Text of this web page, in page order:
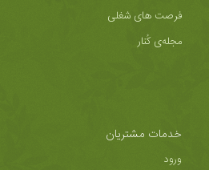
فرصت های شغلی
مجله‌ی کُنار
خدمات مشتریان
ورود